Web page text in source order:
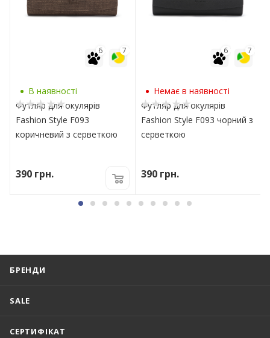
7
6
В наявності
Футляр для окулярів
Fashion Style F093
коричневий з серветкою
390 грн.
7
6
Немає в наявності
Футляр для окулярів
Fashion Style F093 чорний з
серветкою
390 грн.
БРЕНДИ
SALE
СЕРТИФІКАТ